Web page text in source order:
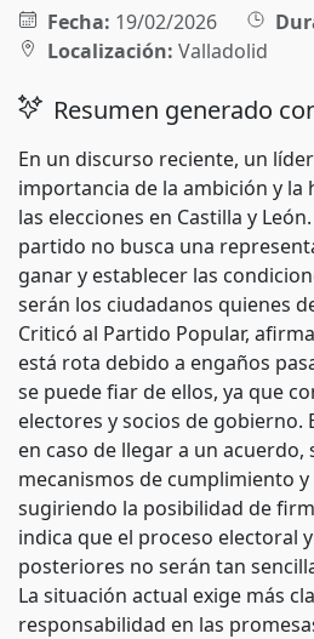
Fecha: 19/02/2026
Localización: Valladolid
Resumen generado
En un discurso reciente, un
importancia de la ambición y
las elecciones en Castilla y
partido no busca una
ganar y establecer las
serán los ciudadanos quienes
Criticó al Partido Popular,
está rota debido a engaños
se puede fiar de ellos, ya que
electores y socios de gobierno.
en caso de llegar a un
mecanismos de cumplimiento
sugiriendo la posibilidad de
indica que el proceso electoral
posteriores no serán tan
La situación actual exige más
responsabilidad en las